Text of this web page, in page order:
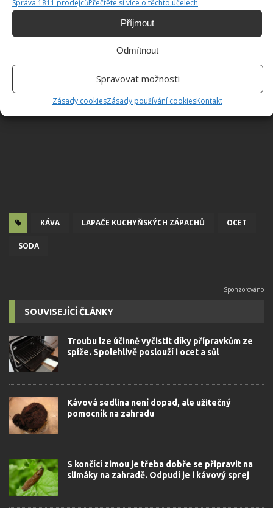
Správa 1811 prodejcůPřečtěte si více o těchto účelech
Příjmout
Odmítnout
Spravovat možnosti
Zásady cookiesZásady používání cookiesKontakt
KÁVA LAPAČE KUCHYŇSKÝCH ZÁPACHŮ OCET
SODA
SOUVISEJÍCÍ ČLÁNKY
Troubu lze účinně vyčistit díky přípravkům ze
spíže. Spolehlivě poslouží i ocet a sůl
Kávová sedlina není dopad, ale užitečný
pomocník na zahradu
S končící zimou je třeba dobře se připravit na
slimáky na zahradě. Odpudí je i kávový sprej